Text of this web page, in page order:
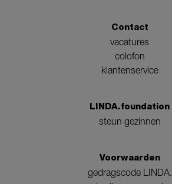
Contact
vacatures
colofon
klantenservice
LINDA.foundation
steun gezinnen
Voorwaarden
gedragscode LINDA.